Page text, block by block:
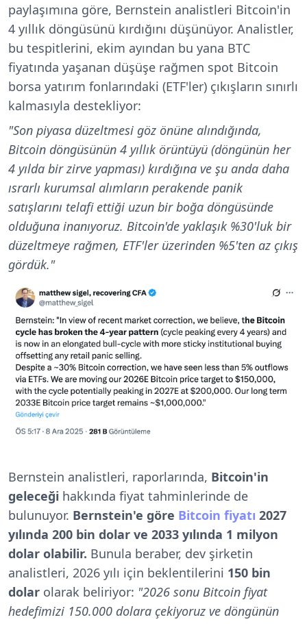
paylaşımına göre, Bernstein analistleri Bitcoin'in
4 yıllık döngüsünü kırdığını düşünüyor. Analistler,
bu tespitlerini, ekim ayından bu yana BTC
fiyatında yaşanan düşüşe rağmen spot Bitcoin
borsa yatırım fonlarındaki (ETF'ler) çıkışların sınırlı
kalmasıyla destekliyor:
"Son piyasa düzeltmesi göz önüne alındığında,
Bitcoin döngüsünün 4 yıllık örüntüyü (döngünün her
4 yılda bir zirve yapması) kırdığına ve şu anda daha
ısrarlı kurumsal alımların perakende panik
satışlarını telafi ettiği uzun bir boğa döngüsünde
olduğuna inanıyoruz. Bitcoin'de yaklaşık %30'luk bir
düzeltmeye rağmen, ETF'ler üzerinden %5'ten az çıkış
gördük."
Bernstein analistleri, raporlarında, Bitcoin'in
geleceği hakkında fiyat tahminlerinde de
bulunuyor. Bernstein'e göre Bitcoin fiyatı 2027
yılında 200 bin dolar ve 2033 yılında 1 milyon
dolar olabilir. Bunula beraber, dev şirketin
analistleri, 2026 yılı için beklentilerini 150 bin
dolar olarak beliriyor: "2026 sonu Bitcoin fiyat
hedefimizi 150.000 dolara çekiyoruz ve döngünün